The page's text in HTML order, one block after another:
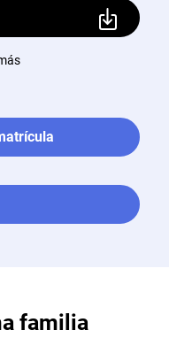
familia